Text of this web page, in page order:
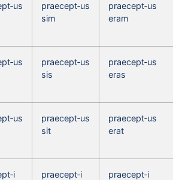
praecept‑us
sim
praecept‑us
eram
praecept‑us
sis
praecept‑us
eras
praecept‑us
sit
praecept‑us
erat
praecept‑i
praecept‑i